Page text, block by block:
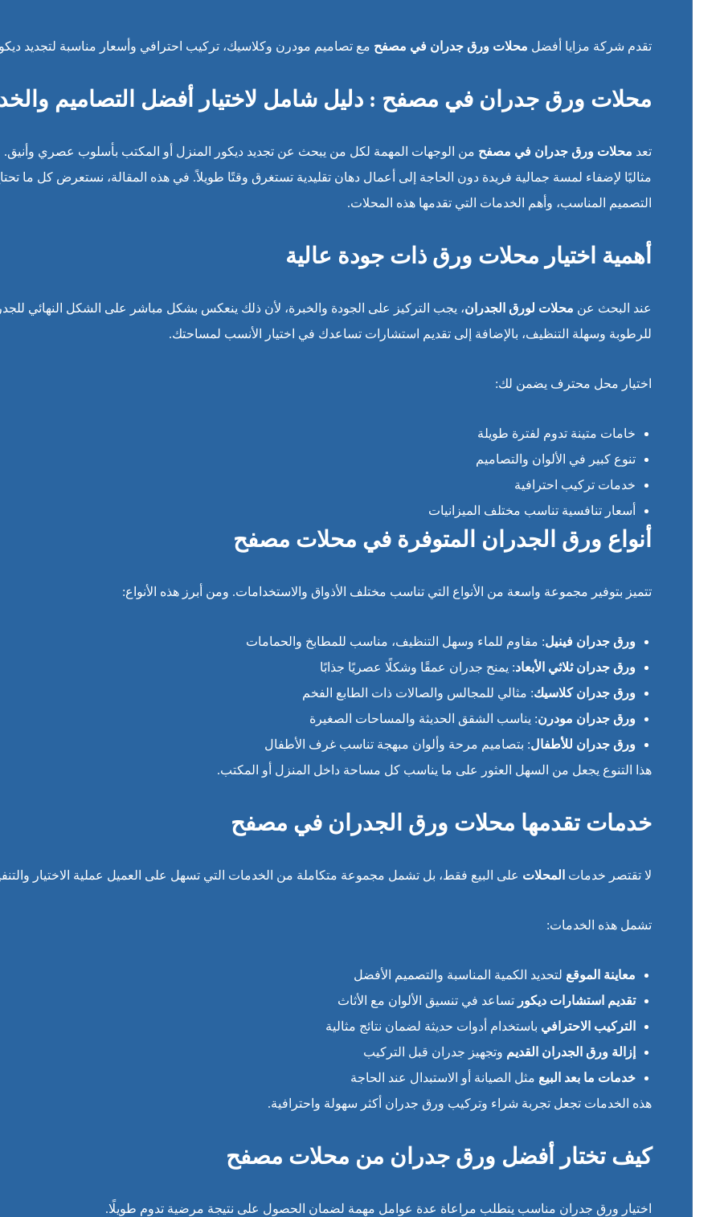
تقدم شركة مزايا أفضل محلات ورق جدران في مصفح مع تصاميم مودرن وكلاسيك، تركيب احترافي وأسعار مناسبة لتجديد
محلات ورق جدران في مصفح : دليل شامل لاختيار أفضل التصاميم
تعد محلات ورق جدران في مصفح من الوجهات المهمة لكل من يبحث عن تجديد ديكور المنزل أو المكتب بأسلوب عصري وأنيق.
مثاليًا لإضفاء لمسة جمالية فريدة دون الحاجة إلى أعمال دهان تقليدية تستغرق وقتًا طويلاً. في هذه المقالة، نستعرض كل
التصميم المناسب، وأهم الخدمات التي تقدمها هذه المحلات.
أهمية اختيار محلات ورق ذات جودة عالية
عند البحث عن محلات لورق الجدران، يجب التركيز على الجودة والخبرة، لأن ذلك ينعكس بشكل مباشر على الشكل النهائي
للرطوبة وسهلة التنظيف، بالإضافة إلى تقديم استشارات تساعدك في اختيار الأنسب لمساحتك.
اختيار محل محترف يضمن لك:
خامات متينة تدوم لفترة طويلة
تنوع كبير في الألوان والتصاميم
خدمات تركيب احترافية
أسعار تنافسية تناسب مختلف الميزانيات
أنواع ورق الجدران المتوفرة في محلات مصفح
تتميز بتوفير مجموعة واسعة من الأنواع التي تناسب مختلف الأذواق والاستخدامات. ومن أبرز هذه الأنواع:
ورق جدران فينيل: مقاوم للماء وسهل التنظيف، مناسب للمطابخ والحمامات
ورق جدران ثلاثي الأبعاد: يمنح جدران عمقًا وشكلًا عصريًا جذابًا
ورق جدران كلاسيك: مثالي للمجالس والصالات ذات الطابع الفخم
ورق جدران مودرن: يناسب الشقق الحديثة والمساحات الصغيرة
ورق جدران للأطفال: بتصاميم مرحة وألوان مبهجة تناسب غرف الأطفال
هذا التنوع يجعل من السهل العثور على ما يناسب كل مساحة داخل المنزل أو المكتب.
خدمات تقدمها محلات ورق الجدران في مصفح
لا تقتصر خدمات المحلات على البيع فقط، بل تشمل مجموعة متكاملة من الخدمات التي تسهل على العميل عملية الاختيار
تشمل هذه الخدمات:
معاينة الموقع لتحديد الكمية المناسبة والتصميم الأفضل
تقديم استشارات ديكور تساعد في تنسيق الألوان مع الأثاث
التركيب الاحترافي باستخدام أدوات حديثة لضمان نتائج مثالية
إزالة ورق الجدران القديم وتجهيز جدران قبل التركيب
خدمات ما بعد البيع مثل الصيانة أو الاستبدال عند الحاجة
هذه الخدمات تجعل تجربة شراء وتركيب ورق جدران أكثر سهولة واحترافية.
كيف تختار أفضل ورق جدران من محلات مصفح
اختيار ورق جدران مناسب يتطلب مراعاة عدة عوامل مهمة لضمان الحصول على نتيجة مرضية تدوم طويلًا.